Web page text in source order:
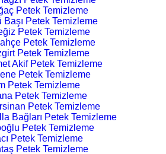
Petek Temizleme
Başı Petek Temizleme
Petek Temizleme
Petek Temizleme
Petek Temizleme
Akif Petek Temizleme
Petek Temizleme
Petek Temizleme
Petek Temizleme
Petek Temizleme
Bağları Petek Temizleme
Petek Temizleme
Petek Temizleme
Petek Temizleme